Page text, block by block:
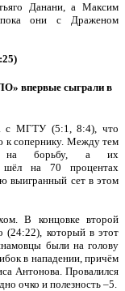
Данани, а Максим
они с Драженом
впервые сыграли в
с МГТУ (5:1, 8:4), что
к сопернику. Между тем
на борьбу, а их
шёл на 70 процентах
выигранный сет в этом
В концовке второй
который в этот
были на голову
в нападении, причём
Антонова. Провалился
очко и полезность –5.